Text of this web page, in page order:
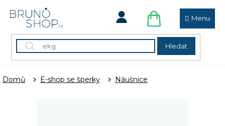
Hledat
NÁKUPNÍ
KOŠÍK
Domů E-shop se šperky Náušnice